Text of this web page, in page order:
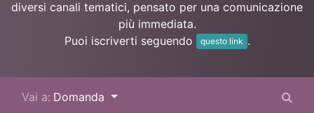
diversi canali tematici, pensato per una comunicazione
più immediata.
Puoi iscriverti seguendo
questo link .
Vai a: Domanda